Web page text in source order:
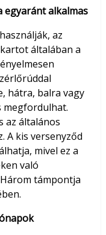
egyaránt alkalmas
az
általában a
hátra, balra vagy
megfordulhat.
az általános
A kis versenyződ
mivel ez a
való
támpontja